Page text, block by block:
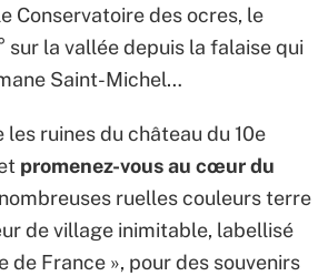
Conservatoire des ocres, le
sur la vallée depuis la falaise qui
Saint-Michel…
les ruines du château du 10e
promenez-vous au cœur du
ruelles couleurs terre
de village inimitable, labellisé
de France », pour des souvenirs